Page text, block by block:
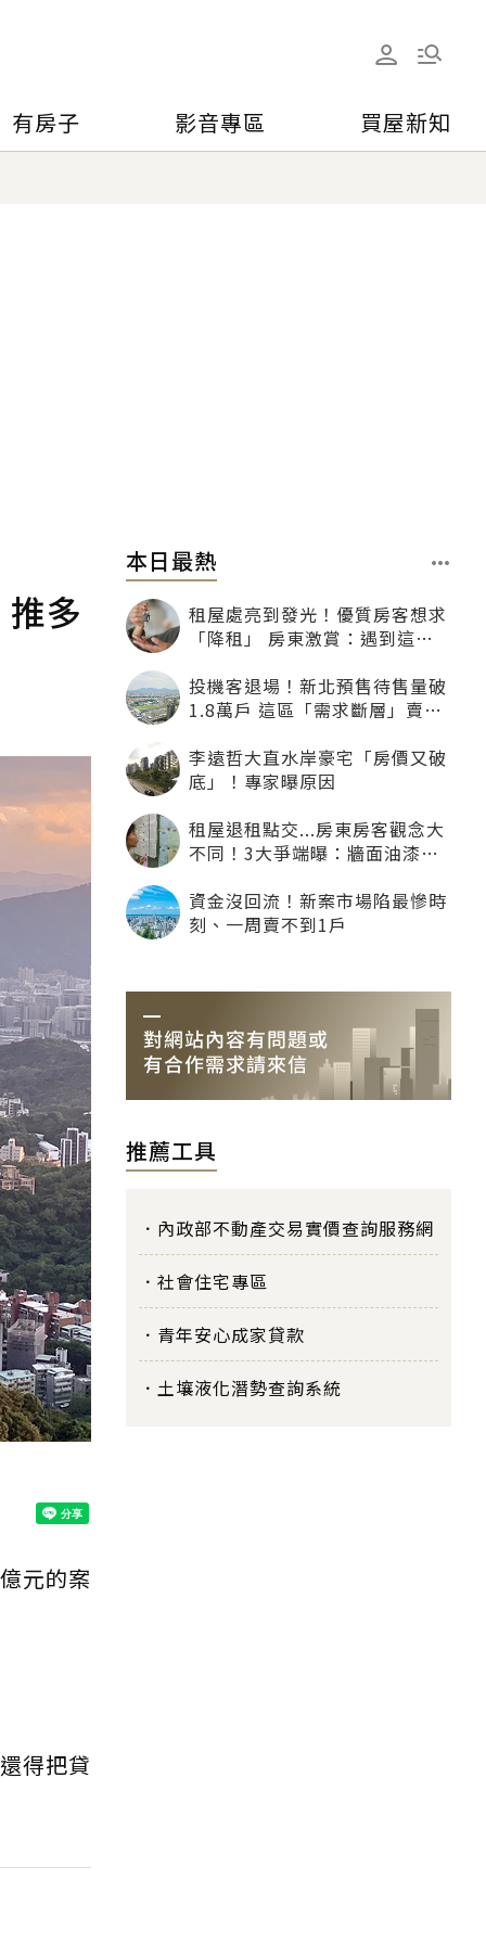
有房子 影音專區 買屋新知
多
元的案
得把貸
本日最熱
租屋處亮到發光！優質房客想求
「降租」 房東激賞：遇到這種
投機客退場！新北預售待售量破
1.8萬戶 這區「需求斷層」賣壓
李遠哲大直水岸豪宅「房價又破
底」！專家曝原因
租屋退租點交...房東房客觀念大
不同！3大爭端曝：牆面油漆、
資金沒回流！新案市場陷最慘時
刻、一周賣不到1戶
推薦工具
內政部不動產交易實價查詢服務網
社會住宅專區
青年安心成家貸款
土壤液化潛勢查詢系統